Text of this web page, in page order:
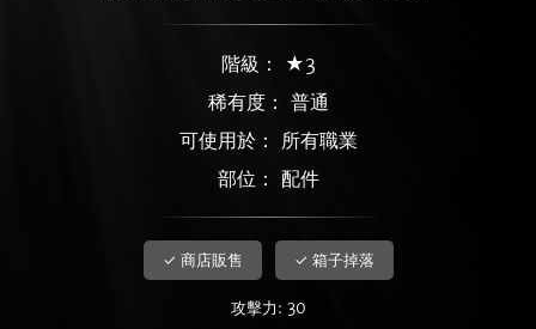
階級： ★3
稀有度： 普通
可使用於： 所有職業
部位： 配件
✓ 商店販售 ✓ 箱子掉落
攻擊力: 30